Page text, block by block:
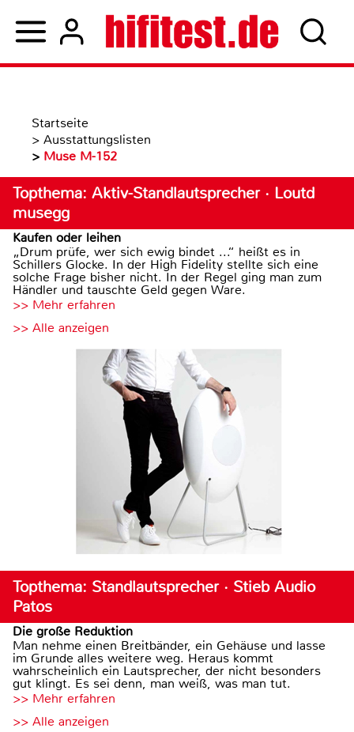
Startseite
> Ausstattungslisten
> Muse M-152
Topthema: Aktiv-Standlautsprecher · Loutd
musegg
Kaufen oder leihen
„Drum prüfe, wer sich ewig bindet ...“ heißt es in
Schillers Glocke. In der High Fidelity stellte sich eine
solche Frage bisher nicht. In der Regel ging man zum
Händler und tauschte Geld gegen Ware.
>> Mehr erfahren
>> Alle anzeigen
Topthema: Standlautsprecher · Stieb Audio
Patos
Die große Reduktion
Man nehme einen Breitbänder, ein Gehäuse und lasse
im Grunde alles weitere weg. Heraus kommt
wahrscheinlich ein Lautsprecher, der nicht besonders
gut klingt. Es sei denn, man weiß, was man tut.
>> Mehr erfahren
>> Alle anzeigen